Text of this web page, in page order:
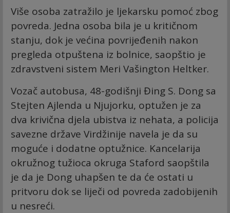
Više osoba zatražilo je ljekarsku pomoć zbog
povreda. Jedna osoba bila je u kritičnom
stanju, dok je većina povrijeđenih nakon
pregleda otpuštena iz bolnice, saopštio je
zdravstveni sistem Meri Vašington Heltker.
Vozač autobusa, 48-godišnji Đing S. Dong sa
Stejten Ajlenda u Njujorku, optužen je za
dva krivična djela ubistva iz nehata, a policija
savezne države Virdžinije navela je da su
moguće i dodatne optužnice. Kancelarija
okružnog tužioca okruga Staford saopštila
je da je Dong uhapšen te da će ostati u
pritvoru dok se liječi od povreda zadobijenih
u nesreći.